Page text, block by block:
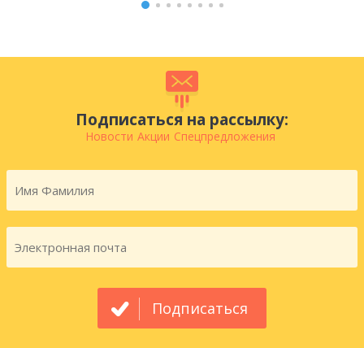
Подписаться на рассылку:
Новости Акции Спецпредложения
Подписаться